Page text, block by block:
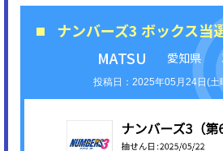
ナンバーズ3 ボックス当
MATSU
愛知県
2025年05月24日(土